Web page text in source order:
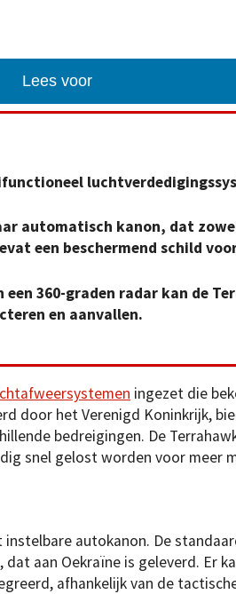
Lees voor
automatisch kanon, dat zowel
een beschermend schild
een 360-graden radar kan de
en aanvallen.
ingezet die
door het Verenigd Koninkrijk,
bedreigingen. De
snel gelost worden voor meer
instelbare autokanon. De
aan Oekraïne is geleverd. Er
afhankelijk van de